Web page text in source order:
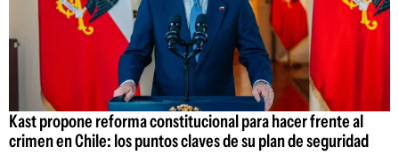
Kast propone reforma constitucional para hacer frente al
crimen en Chile: los puntos claves de su plan de seguridad